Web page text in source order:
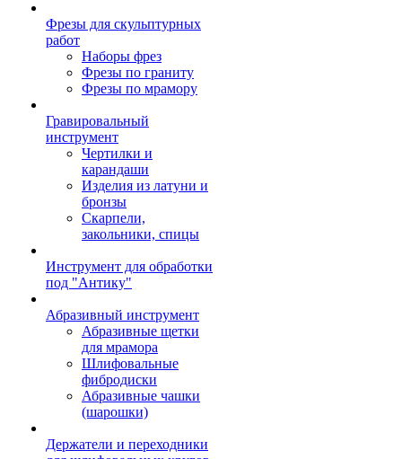
Фрезы для скульптурных
работ
Наборы фрез
Фрезы по граниту
Фрезы по мрамору
Гравировальный
инструмент
Чертилки и
карандаши
Изделия из латуни и
бронзы
Скарпели,
закольники, спицы
Инструмент для обработки
под "Антику"
Абразивный инструмент
Абразивные щетки
для мрамора
Шлифовальные
фибродиски
Абразивные чашки
(шарошки)
Держатели и переходники